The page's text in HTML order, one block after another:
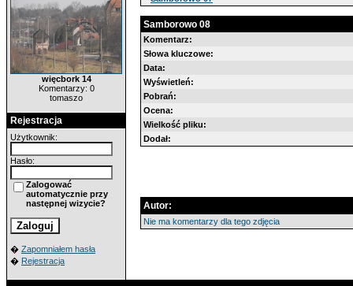
więcbork 14
Komentarzy: 0
tomaszo
Rejestracja
Użytkownik:
Hasło:
Zalogować
automatycznie przy
następnej wizycie?
� Zapomniałem hasła
� Rejestracja
Samborowo 08
Komentarz:
Słowa kluczowe:
Data:
Wyświetleń:
Pobrań:
Ocena:
Wielkość pliku:
Dodał:
Autor:
Nie ma komentarzy dla tego zdjęcia